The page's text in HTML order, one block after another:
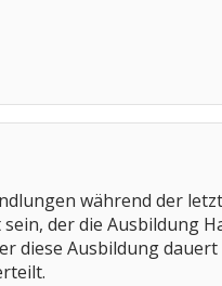
während der
der die Ausbildung
diese Ausbildung